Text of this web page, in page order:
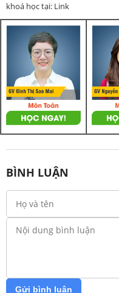
khoá học tại: Link
BÌNH LUẬN
Gửi bình luận